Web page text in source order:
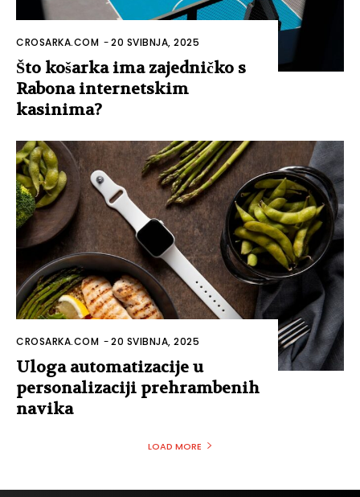
CROSARKA.COM -20 SVIBNJA, 2025
Što košarka ima zajedničko s
Rabona internetskim
kasinima?
CROSARKA.COM -20 SVIBNJA, 2025
Uloga automatizacije u
personalizaciji prehrambenih
navika
LOAD MORE